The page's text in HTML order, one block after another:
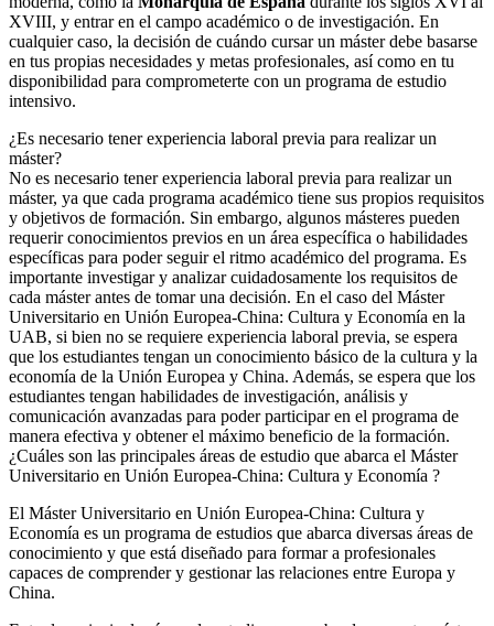
XVIII, y entrar en el campo académico o de investigación. En
cualquier caso, la decisión de cuándo cursar un máster debe basarse
en tus propias necesidades y metas profesionales, así como en tu
disponibilidad para comprometerte con un programa de estudio
intensivo.
¿Es necesario tener experiencia laboral previa para realizar un
máster?
No es necesario tener experiencia laboral previa para realizar un
máster, ya que cada programa académico tiene sus propios requisitos
y objetivos de formación. Sin embargo, algunos másteres pueden
requerir conocimientos previos en un área específica o habilidades
específicas para poder seguir el ritmo académico del programa. Es
importante investigar y analizar cuidadosamente los requisitos de
cada máster antes de tomar una decisión. En el caso del Máster
Universitario en Unión Europea-China: Cultura y Economía en la
UAB, si bien no se requiere experiencia laboral previa, se espera
que los estudiantes tengan un conocimiento básico de la cultura y la
economía de la Unión Europea y China. Además, se espera que los
estudiantes tengan habilidades de investigación, análisis y
comunicación avanzadas para poder participar en el programa de
manera efectiva y obtener el máximo beneficio de la formación.
¿Cuáles son las principales áreas de estudio que abarca el Máster
Universitario en Unión Europea-China: Cultura y Economía ?
El Máster Universitario en Unión Europea-China: Cultura y
Economía es un programa de estudios que abarca diversas áreas de
conocimiento y que está diseñado para formar a profesionales
capaces de comprender y gestionar las relaciones entre Europa y
China.